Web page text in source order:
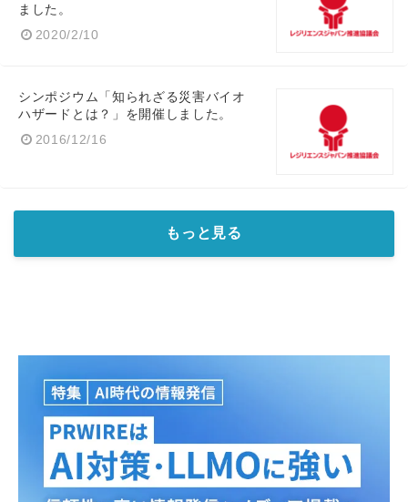
ました。
2020/2/10
シンポジウム「知られざる災害バイオ
ハザードとは？」を開催しました。
2016/12/16
もっと見る